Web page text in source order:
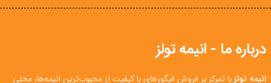
درباره ما - انیمه تولز
انیمه تولزبا تمرکز بر فروش فیگورهای با کیفیت از محبوب‌ترین انیمه‌ها، محلی